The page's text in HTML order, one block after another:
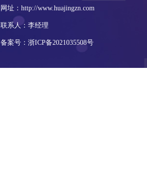
网址：http://www.huajingzn.com
联系人：李经理
备案号： 浙ICP备2021035508号